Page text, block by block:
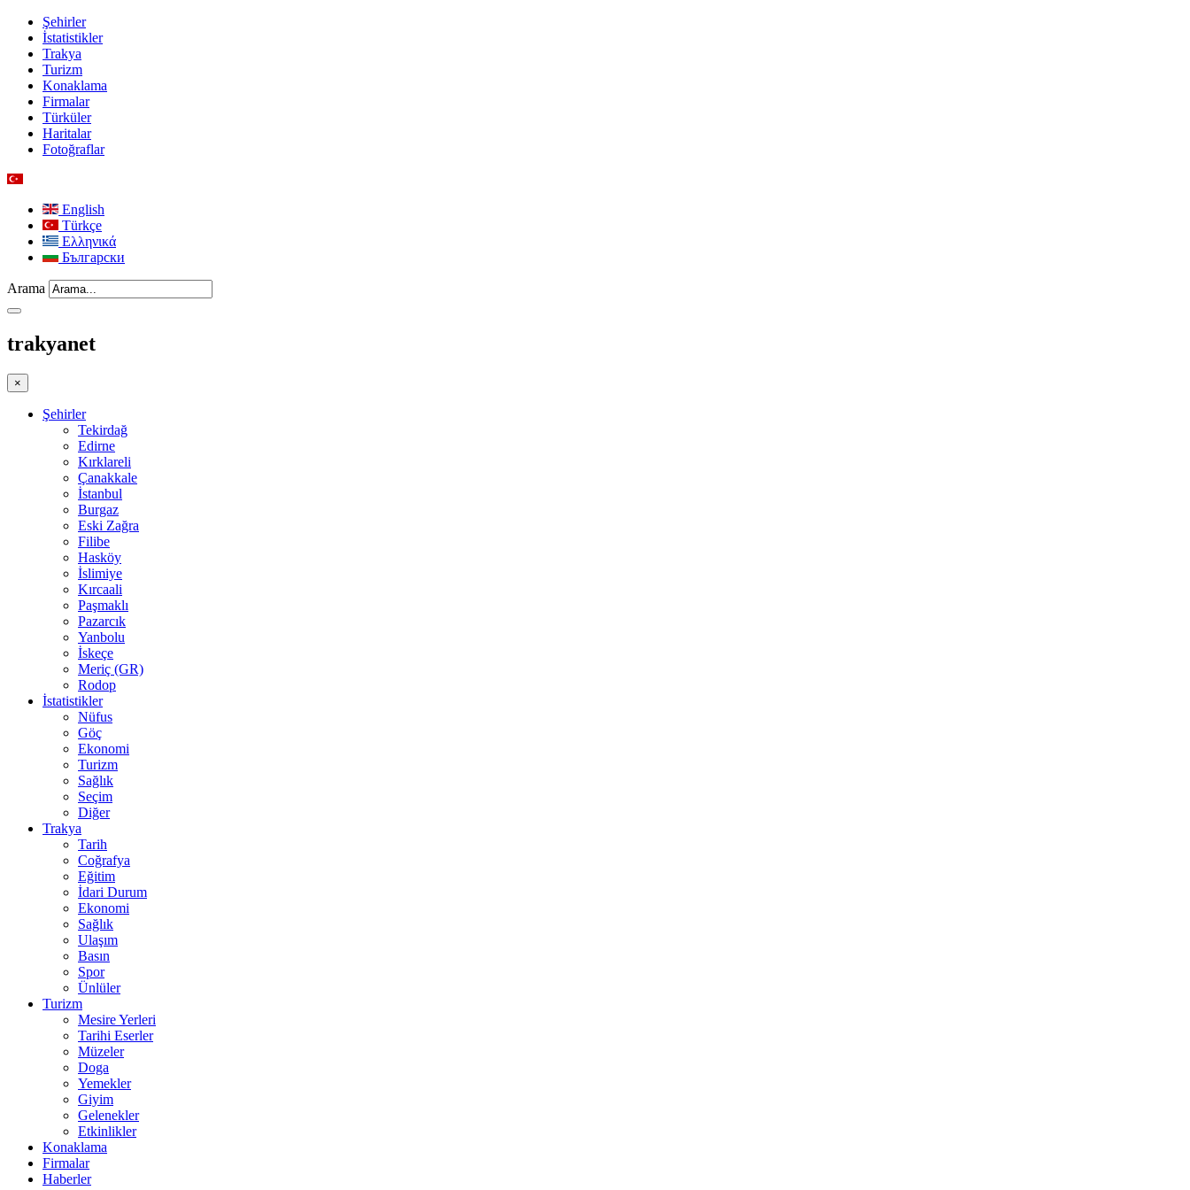
Şehirler
İstatistikler
Trakya
Turizm
Konaklama
Firmalar
Türküler
Haritalar
Fotoğraflar
English
Türkçe
Ελληνικά
Български
Arama
trakyanet
×
Şehirler
Tekirdağ
Edirne
Kırklareli
Çanakkale
İstanbul
Burgaz
Eski Zağra
Filibe
Hasköy
İslimiye
Kırcaali
Paşmaklı
Pazarcık
Yanbolu
İskeçe
Meriç (GR)
Rodop
İstatistikler
Nüfus
Göç
Ekonomi
Turizm
Sağlık
Seçim
Diğer
Trakya
Tarih
Coğrafya
Eğitim
İdari Durum
Ekonomi
Sağlık
Ulaşım
Basın
Spor
Ünlüler
Turizm
Mesire Yerleri
Tarihi Eserler
Müzeler
Doga
Yemekler
Giyim
Gelenekler
Etkinlikler
Konaklama
Firmalar
Haberler